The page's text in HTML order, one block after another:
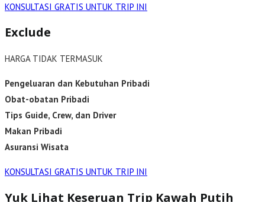
KONSULTASI GRATIS UNTUK TRIP INI
Exclude
HARGA TIDAK TERMASUK
Pengeluaran dan Kebutuhan Pribadi
Obat-obatan Pribadi
Tips Guide, Crew, dan Driver
Makan Pribadi
Asuransi Wisata
KONSULTASI GRATIS UNTUK TRIP INI
Yuk Lihat Keseruan Trip Kawah Putih